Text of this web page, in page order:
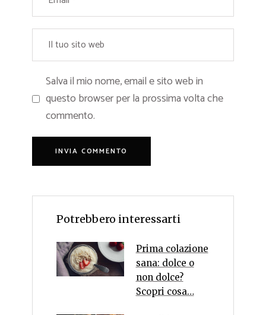
Salva il mio nome, email e sito web in
questo browser per la prossima volta che
commento.
Potrebbero interessarti
Prima colazione
sana: dolce o
non dolce?
Scopri cosa…